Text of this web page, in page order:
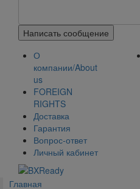
Написать сообщение
О
компании/About
us
FOREIGN
RIGHTS
Доставка
Гарантия
Вопрос-ответ
Личный кабинет
Главная